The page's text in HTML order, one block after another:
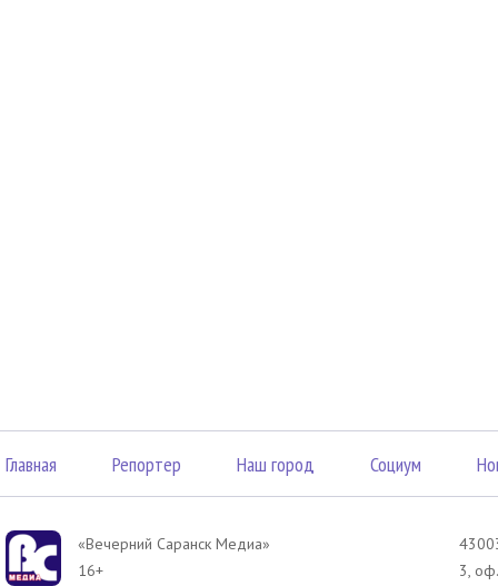
Главная Репортер Наш город Социум
«Вечерний Саранск Mедиа»
16+
3,